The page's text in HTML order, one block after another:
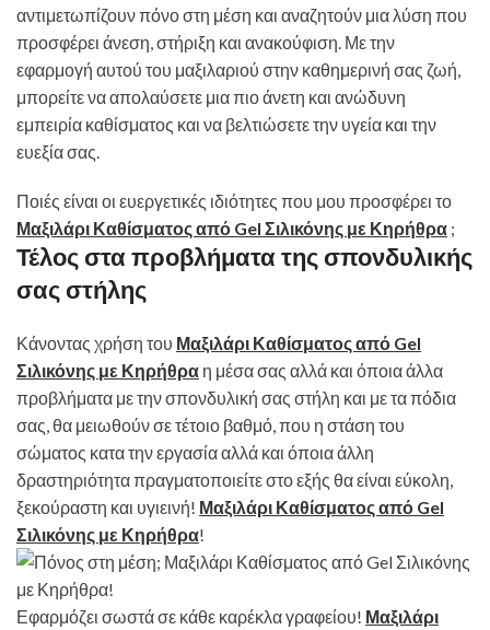
αντιμετωπίζουν πόνο στη μέση και αναζητούν μια λύση που
προσφέρει άνεση, στήριξη και ανακούφιση. Με την
εφαρμογή αυτού του μαξιλαριού στην καθημερινή σας ζωή,
μπορείτε να απολαύσετε μια πιο άνετη και ανώδυνη
εμπειρία καθίσματος και να βελτιώσετε την υγεία και την
ευεξία σας.
Ποιές είναι οι ευεργετικές ιδιότητες που μου προσφέρει το
Μαξιλάρι Καθίσματος από Gel Σιλικόνης με Κηρήθρα ;
Τέλος στα προβλήματα της σπονδυλικής
σας στήλης
Κάνοντας χρήση του Μαξιλάρι Καθίσματος από Gel
Σιλικόνης με Κηρήθρα η μέσα σας αλλά και όποια άλλα
προβλήματα με την σπονδυλική σας στήλη και με τα πόδια
σας, θα μειωθούν σε τέτοιο βαθμό, που η στάση του
σώματος κατα την εργασία αλλά και όποια άλλη
δραστηριότητα πραγματοποιείτε στο εξής θα είναι εύκολη,
ξεκούραστη και υγιεινή! Μαξιλάρι Καθίσματος από Gel
Σιλικόνης με Κηρήθρα!
Εφαρμόζει σωστά σε κάθε καρέκλα γραφείου! Μαξιλάρι